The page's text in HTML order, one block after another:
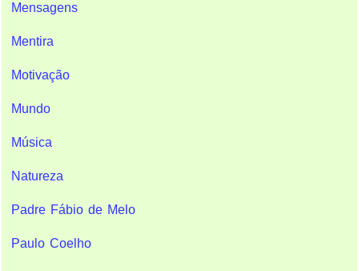
Mensagens
Mentira
Motivação
Mundo
Música
Natureza
Padre Fábio de Melo
Paulo Coelho